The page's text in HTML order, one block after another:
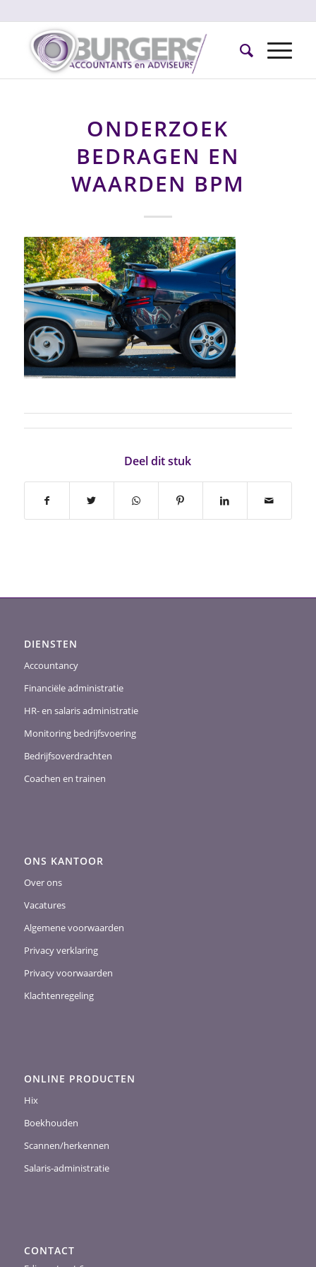
ONDERZOEK
BEDRAGEN EN
WAARDEN BPM
Deel dit stuk
DIENSTEN
Accountancy
Financiële administratie
HR- en salaris administratie
Monitoring bedrijfsvoering
Bedrijfsoverdrachten
Coachen en trainen
ONS KANTOOR
Over ons
Vacatures
Algemene voorwaarden
Privacy verklaring
Privacy voorwaarden
Klachtenregeling
ONLINE PRODUCTEN
Hix
Boekhouden
Scannen/herkennen
Salaris-administratie
CONTACT